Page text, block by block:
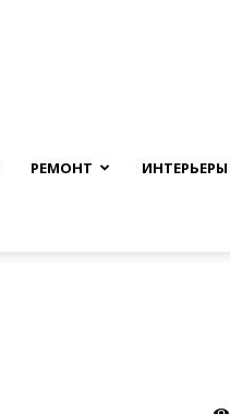
РЕМОНТ ИНТЕРЬЕРЫ